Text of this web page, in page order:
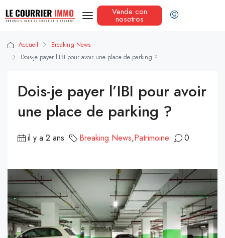
Vende con
nosotros
Accueil
Breaking News
Dois-je payer l’IBI pour avoir une place de parking ?
Dois-je payer l’IBI pour avoir
une place de parking ?
il y a 2 ans Breaking News,Patrimoine 0